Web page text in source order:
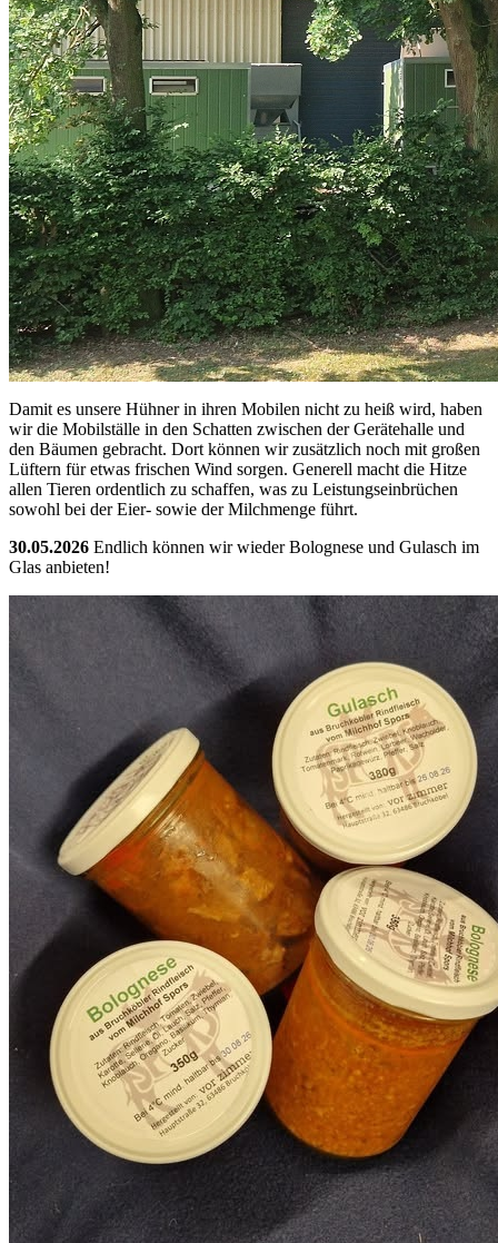
Damit es unsere Hühner in ihren Mobilen nicht zu heiß wird, haben
wir die Mobilställe in den Schatten zwischen der Gerätehalle und
den Bäumen gebracht. Dort können wir zusätzlich noch mit großen
Lüftern für etwas frischen Wind sorgen. Generell macht die Hitze
allen Tieren ordentlich zu schaffen, was zu Leistungseinbrüchen
sowohl bei der Eier- sowie der Milchmenge führt.
30.05.2026 Endlich können wir wieder Bolognese und Gulasch im
Glas anbieten!